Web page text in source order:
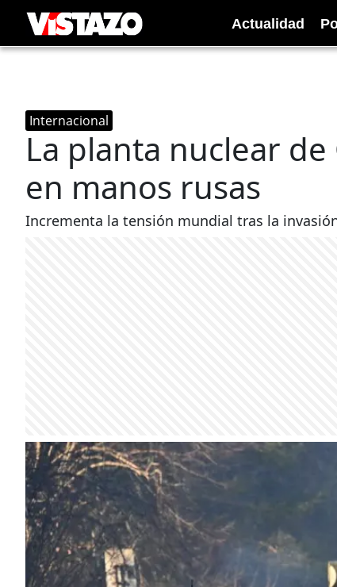
Actualidad
Internacional
La planta nuclear
en manos rusas
Incrementa la tensión mundial tras la